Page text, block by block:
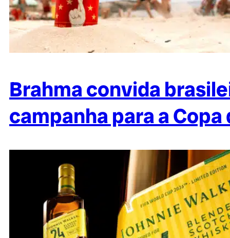
Brahma convida
campanha para a Copa